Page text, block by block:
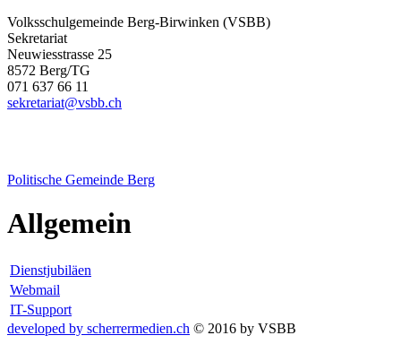
Volksschulgemeinde Berg-Birwinken (VSBB)
Sekretariat
Neuwiesstrasse 25
8572 Berg/TG
071 637 66 11
sekretariat@vsbb.ch
Politische Gemeinde Berg
Allgemein
Dienstjubiläen
Webmail
IT-Support
developed by scherrermedien.ch © 2016 by VSBB